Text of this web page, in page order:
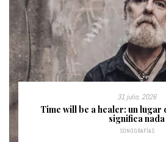
31 julio, 2026
Time will be a healer: un lugar
significa nada
SONOGRAFÍAS